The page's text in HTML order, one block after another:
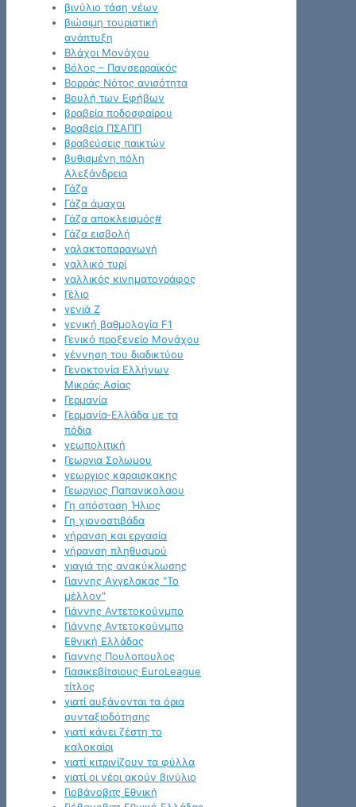
βινύλιο τάση νέων
βιώσιμη τουριστική
ανάπτυξη
Βλάχοι Μονάχου
Βόλος – Πανσερραϊκός
Βορράς Νότος ανισότητα
Βουλή των Εφήβων
βραβεία ποδοσφαίρου
Βραβεία ΠΣΑΠΠ
βραβεύσεις παικτών
βυθισμένη πόλη
Αλεξάνδρεια
Γάζα
Γάζα άμαχοι
Γάζα αποκλεισμός#
Γάζα εισβολή
γαλακτοπαραγωγή
γαλλικό τυρί
γαλλικός κινηματογράφος
Γέλιο
γενιά Z
γενική βαθμολογία F1
Γενικό προξενείο Μονάχου
γέννηση του διαδικτύου
Γενοκτονία Ελλήνων
Μικράς Ασίας
Γερμανία
Γερμανία-Ελλάδα με τα
πόδια
γεωπολιτική
Γεωργια Σολωμου
γεωργιος καραισκακης
Γεωργιος Παπανικολαου
Γη απόσταση Ήλιος
Γη χιονοστιβάδα
γήρανση και εργασία
γήρανση πληθυσμού
γιαγιά της ανακύκλωσης
Γιαννης Αγγελακας "Το
μέλλον"
Γιάννης Αντετοκούνμπο
Γιάννης Αντετοκούνμπο
Εθνική Ελλάδας
Γιαννης Πουλοπουλος
Γιασικεβίτσιους EuroLeague
τίτλος
γιατί αυξάνονται τα όρια
συνταξιοδότησης
γιατί κάνει ζέστη το
καλοκαίρι
γιατί κιτρινίζουν τα φύλλα
γιατί οι νέοι ακούν βινύλιο
Γιοβάνοβιτς Εθνική